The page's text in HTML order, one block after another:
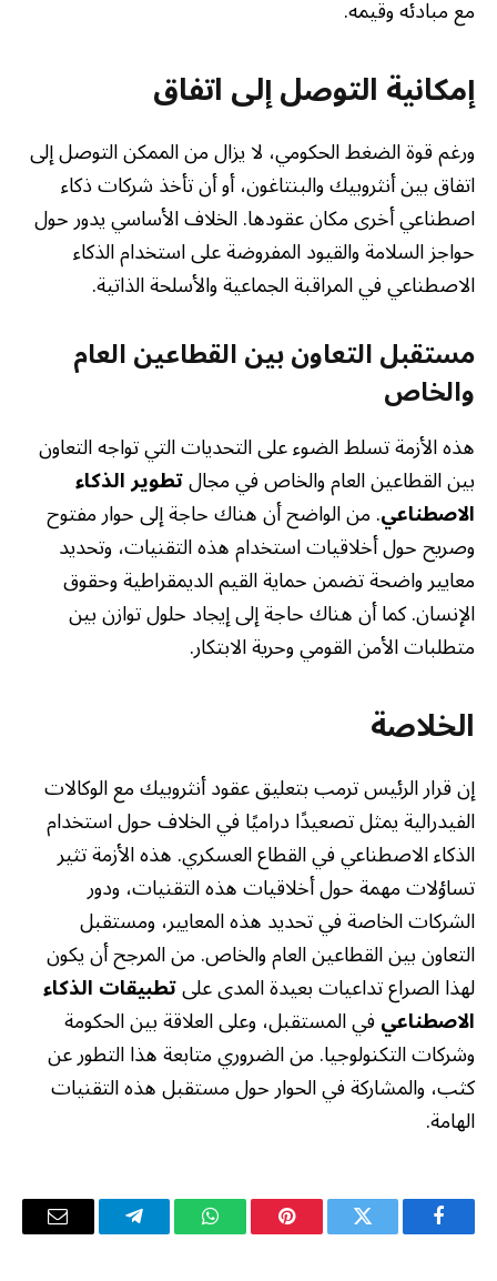
مع مبادئه وقيمه.
إمكانية التوصل إلى اتفاق
ورغم قوة الضغط الحكومي، لا يزال من الممكن التوصل إلى
اتفاق بين أنثروبيك والبنتاغون، أو أن تأخذ شركات ذكاء
اصطناعي أخرى مكان عقودها. الخلاف الأساسي يدور حول
حواجز السلامة والقيود المفروضة على استخدام الذكاء
الاصطناعي في المراقبة الجماعية والأسلحة الذاتية.
مستقبل التعاون بين القطاعين العام
والخاص
هذه الأزمة تسلط الضوء على التحديات التي تواجه التعاون
بين القطاعين العام والخاص في مجالتطوير الذكاء
الاصطناعي. من الواضح أن هناك حاجة إلى حوار مفتوح
وصريح حول أخلاقيات استخدام هذه التقنيات، وتحديد
معايير واضحة تضمن حماية القيم الديمقراطية وحقوق
الإنسان. كما أن هناك حاجة إلى إيجاد حلول توازن بين
متطلبات الأمن القومي وحرية الابتكار.
الخلاصة
إن قرار الرئيس ترمب بتعليق عقود أنثروبيك مع الوكالات
الفيدرالية يمثل تصعيدًا دراميًا في الخلاف حول استخدام
الذكاء الاصطناعي في القطاع العسكري. هذه الأزمة تثير
تساؤلات مهمة حول أخلاقيات هذه التقنيات، ودور
الشركات الخاصة في تحديد هذه المعايير، ومستقبل
التعاون بين القطاعين العام والخاص. من المرجح أن يكون
لهذا الصراع تداعيات بعيدة المدى علىتطبيقات الذكاء
الاصطناعيفي المستقبل، وعلى العلاقة بين الحكومة
وشركات التكنولوجيا. من الضروري متابعة هذا التطور عن
كثب، والمشاركة في الحوار حول مستقبل هذه التقنيات
الهامة.
فيسبوك تويتر بينتيريستواتساب تيلقرام
البريد